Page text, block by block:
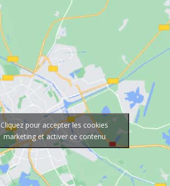
Cliquez pour accepter les cookies
marketing et activer ce contenu